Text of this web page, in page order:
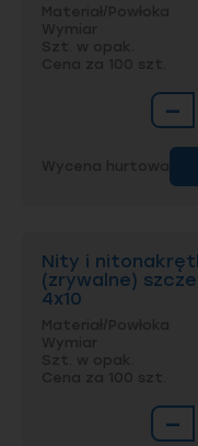
−
Nity i
(zrywalne)
4x10
−